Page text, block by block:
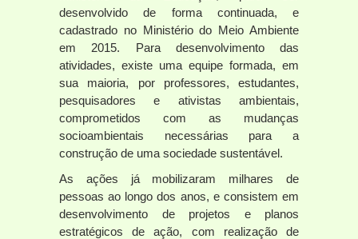
desenvolvido de forma continuada, e
cadastrado no Ministério do Meio Ambiente
em 2015. Para desenvolvimento das
atividades, existe uma equipe formada, em
sua maioria, por professores, estudantes,
pesquisadores e ativistas ambientais,
comprometidos com as mudanças
socioambientais necessárias para a
construção de uma sociedade sustentável.
As ações já mobilizaram milhares de
pessoas ao longo dos anos, e consistem em
desenvolvimento de projetos e planos
estratégicos de ação, com realização de